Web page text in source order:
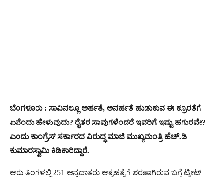
ಬೆಂಗಳೂರು : ಸಾವಿನಲ್ಲೂ ಅರ್ಹತೆ, ಅನರ್ಹತೆ ಹುಡುಕುವ ಈ ಕ್ರೂರತೆಗೆ
ಏನೆಂದು ಹೇಳುವುದು? ರೈತರ ಸಾವುಗಳೆಂದರೆ ಇವರಿಗೆ ಇಷ್ಟು ಹಗುರವೇ?
ಎಂದು ಕಾಂಗ್ರೆಸ್​ ಸರ್ಕಾರದ ವಿರುದ್ಧ ಮಾಜಿ ಮುಖ್ಯಮಂತ್ರಿ ಹೆಚ್​.ಡಿ
ಕುಮಾರಸ್ವಾಮಿ ಕಿಡಿಕಾರಿದ್ದಾರೆ.
ಆರು ತಿಂಗಳಲ್ಲಿ 251 ಅನ್ನದಾತರು ಆತ್ಮಹತ್ಯೆಗೆ ಶರಣಾಗಿರುವ ಬಗ್ಗೆ ಟ್ವೀಟ್